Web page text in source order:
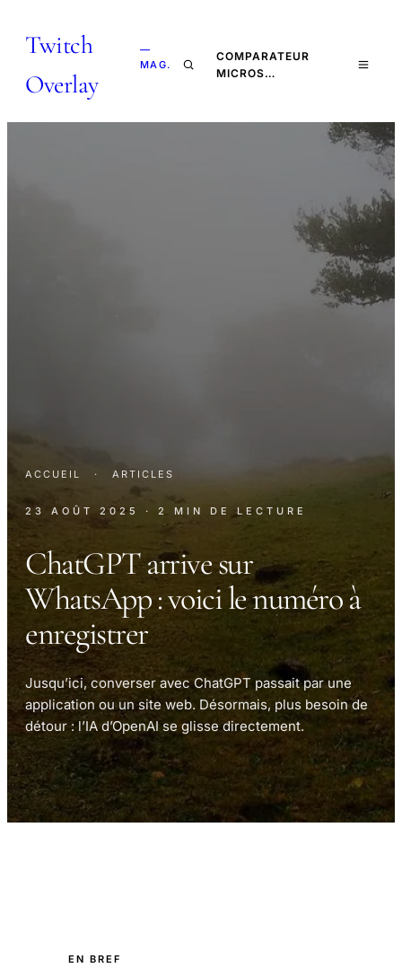
Twitch
Overlay
—
MAG.
COMPARATEUR
MICROS…
ACCUEIL · ARTICLES
23 AOÛT 2025 · 2 MIN DE LECTURE
ChatGPT arrive sur
WhatsApp : voici le numéro à
enregistrer
Jusqu’ici, converser avec ChatGPT passait par une
application ou un site web. Désormais, plus besoin de
détour : l’IA d’OpenAI se glisse directement.
EN BREF